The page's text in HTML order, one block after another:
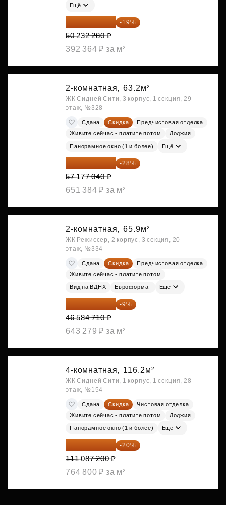
Ещё
40 688 147 ₽ -19%
50 232 280 ₽
392 364 ₽ за м²
2-комнатная, 63.2м²
ЖК Сидней Сити, 3 корпус, 1 секция, 29
этаж, №328
Сдана Скидка
Предчистовая отделка
Живите сейчас - платите потом
Лоджия
Панорамное окно (1 и более) Ещё
41 167 469 ₽ -28%
57 177 040 ₽
651 384 ₽ за м²
2-комнатная, 65.9м²
ЖК Режиссер, 2 корпус, 3 секция, 20
этаж, №334
Сдана Скидка
Предчистовая отделка
Живите сейчас - платите потом
Вид на ВДНХ Евроформат Ещё
42 392 086 ₽ -9%
46 584 710 ₽
643 279 ₽ за м²
4-комнатная, 116.2м²
ЖК Сидней Сити, 1 корпус, 1 секция, 28
этаж, №154
Сдана Скидка
Чистовая отделка
Живите сейчас - платите потом
Лоджия
Панорамное окно (1 и более) Ещё
88 869 760 ₽ -20%
111 087 200 ₽
764 800 ₽ за м²